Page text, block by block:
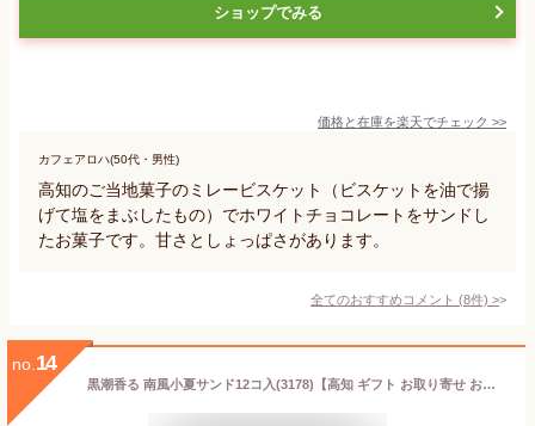
ショップでみる
価格と在庫を楽天でチェック >>
カフェアロハ(50代・男性)
高知のご当地菓子のミレービスケット（ビスケットを油で揚
げて塩をまぶしたもの）でホワイトチョコレートをサンドし
たお菓子です。甘さとしょっぱさがあります。
全てのおすすめコメント (8件) >
no. 14
黒潮香る 南風小夏サンド12コ入(3178)【高知 ギフト お取り寄せ お土産 小夏 ニューサマーオレンジ 日向夏 柑橘 オレンジ クッキー サンド お手頃 映え お菓子 プレゼント お歳暮 お年賀 お中元 内祝 出産内祝 お礼 お祝 ご挨拶 イベント 景品】